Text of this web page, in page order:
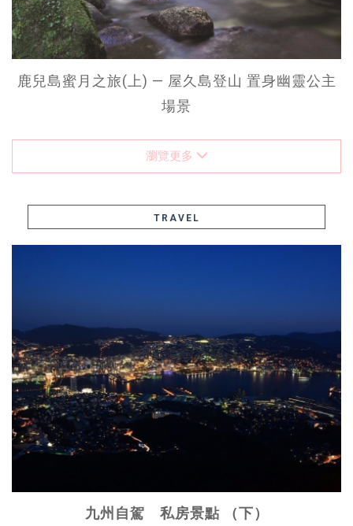
鹿兒島蜜月之旅(上) — 屋久島登山 置身幽靈公主
場景
瀏覽更多
TRAVEL
九州自駕 私房景點 （下）